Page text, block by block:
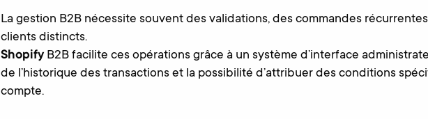
La gestion B2B nécessite souvent des validations, des commandes
clients distincts.
ShopifyB2B facilite ces opérations grâce à un système d’interface
de l’historique des transactions et la possibilité d’attribuer des conditions
compte.